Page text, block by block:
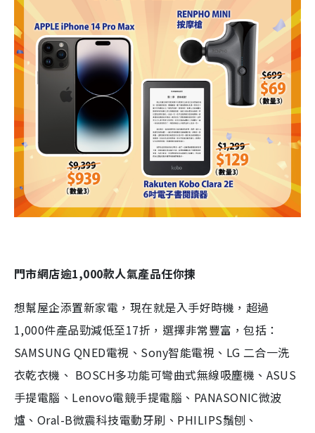
門市網店逾1,000款人氣產品任你揀
想幫屋企添置新家電，現在就是入手好時機，超過
1,000件產品勁減低至17折，選擇非常豐富，包括：
SAMSUNG QNED電視、Sony智能電視、LG 二合一洗
衣乾衣機、 BOSCH多功能可彎曲式無線吸塵機、ASUS
手提電腦、Lenovo電競手提電腦、PANASONIC微波
爐、Oral-B微震科技電動牙刷、PHILIPS鬚刨、